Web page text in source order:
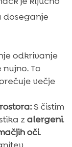
doseganje
odkrivanje
To
večje
S čistim
zalergeni.
oči.